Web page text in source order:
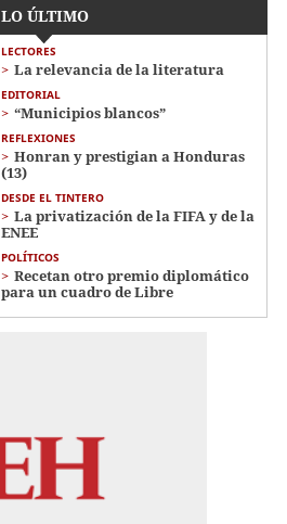
LO ÚLTIMO
LECTORES
La relevancia de la literatura
EDITORIAL
“Municipios blancos”
REFLEXIONES
Honran y prestigian a Honduras
(13)
DESDE EL TINTERO
La privatización de la FIFA y de la
ENEE
POLÍTICOS
Recetan otro premio diplomático
para un cuadro de Libre